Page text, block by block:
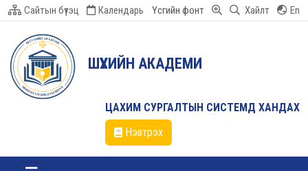
Сайтын бүтэц Календарь Үсгийн фонт Хайлт En
ШҮҮХИЙН АКАДЕМИ
ЦАХИМ СУРГАЛТЫН СИСТЕМД ХАНДАХ
Нэвтрэх